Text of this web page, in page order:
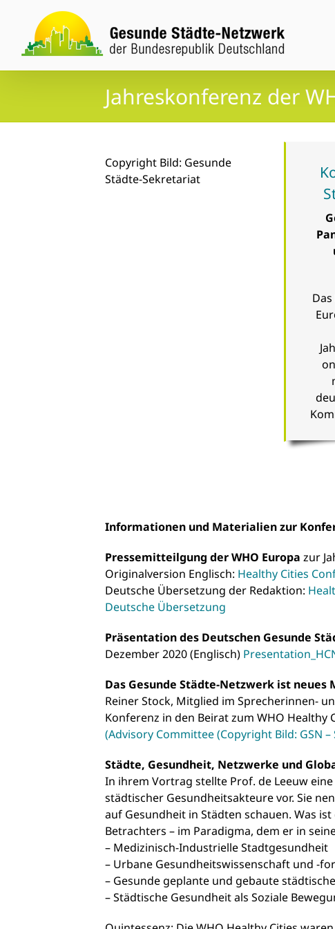
springen
Jahreskonferenz der
Copyright Bild: Gesunde
Städte-Sekretariat
Informationen und Materialien zur
Pressemitteilgung der WHO Europa zur
Originalversion Englisch: Healthy Cities
Deutsche Übersetzung der Redaktion:
Deutsche Übersetzung
Präsentation des Deutschen Gesunde
Dezember 2020 (Englisch)
Das Gesunde Städte-Netzwerk ist
Reiner Stock, Mitglied im Sprecherinnen-
Konferenz in den Beirat zum WHO
(Advisory Committee (Copyright Bild: GSN
Städte, Gesundheit, Netzwerke und
In ihrem Vortrag stellte Prof. de Leeuw
städtischer Gesundheitsakteure vor. Sie
auf Gesundheit in Städten schauen. Was
Betrachters – im Paradigma, dem er in
– Medizinisch-Industrielle Stadtgesundheit
– Urbane Gesundheitswissenschaft und -
– Gesunde geplante und gebaute
– Städtische Gesundheit als Soziale